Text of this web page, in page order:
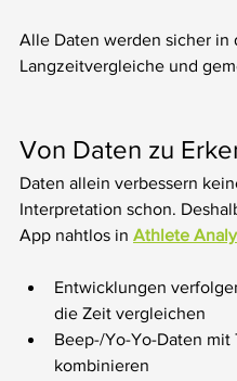
Alle Daten werden sicher in
Langzeitvergleiche und
Von Daten zu
Daten allein verbessern
Interpretation schon.
App nahtlos in Athlete
Entwicklungen
die Zeit vergleichen
Beep-/Yo-Yo-Daten
kombinieren